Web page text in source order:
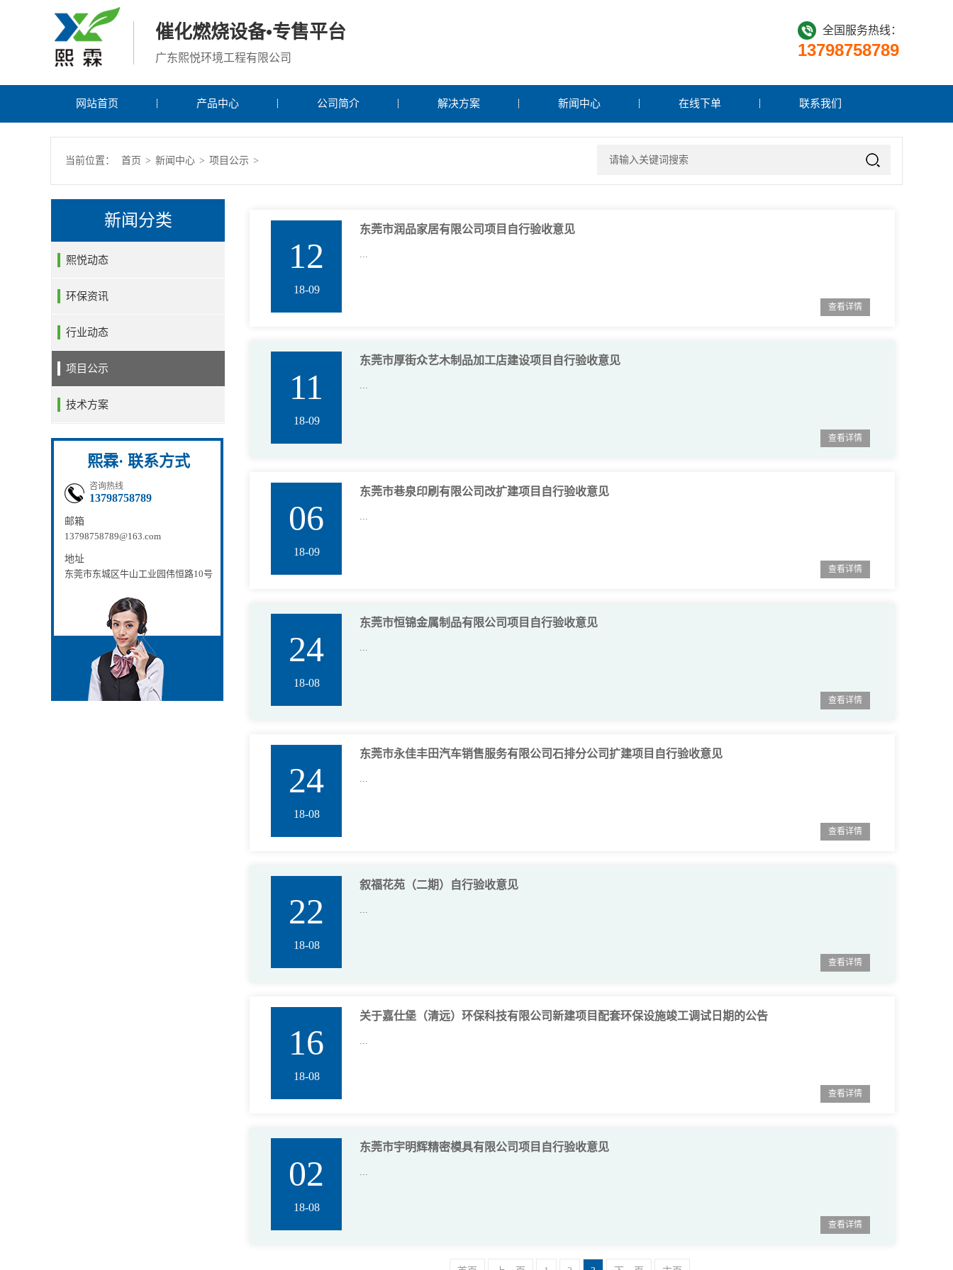
催化燃烧设备•专售平台
广东熙悦环境工程有限公司
全国服务热线：
13798758789
网站首页 产品中心 公司简介 解决方案 新闻中心 在线下单 联系我们
当前位置： 首页 > 新闻中心 > 项目公示 >
12
18-09
东莞市润品家居有限公司项目自行验收意见
...
查看详情
11
18-09
东莞市厚街众艺木制品加工店建设项目自行验收意见
...
查看详情
06
18-09
东莞市巷泉印刷有限公司改扩建项目自行验收意见
...
查看详情
24
18-08
东莞市恒锦金属制品有限公司项目自行验收意见
...
查看详情
24
18-08
东莞市永佳丰田汽车销售服务有限公司石排分公司扩建项目自行验收意见
...
查看详情
22
18-08
叙福花苑（二期）自行验收意见
...
查看详情
16
18-08
关于嘉仕堡（清远）环保科技有限公司新建项目配套环保设施竣工调试日期的公告
...
查看详情
02
18-08
东莞市宇明辉精密模具有限公司项目自行验收意见
...
查看详情
新闻分类
熙悦动态
环保资讯
行业动态
项目公示
技术方案
熙霖· 联系方式
咨询热线
13798758789
邮箱
13798758789@163.com
地址
东莞市东城区牛山工业园伟恒路10号